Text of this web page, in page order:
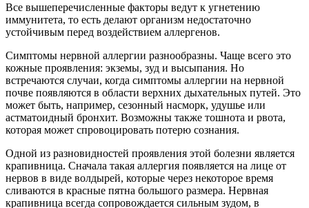
Все вышеперечисленные факторы ведут к угнетению
иммунитета, то есть делают организм недостаточно
устойчивым перед воздействием аллергенов.
Симптомы нервной аллергии разнообразны. Чаще всего это
кожные проявления: экземы, зуд и высыпания. Но
встречаются случаи, когда симптомы аллергии на нервной
почве появляются в области верхних дыхательных путей. Это
может быть, например, сезонный насморк, удушье или
астматоидный бронхит. Возможны также тошнота и рвота,
которая может спровоцировать потерю сознания.
Одной из разновидностей проявления этой болезни является
крапивница. Сначала такая аллергия появляется на лице от
нервов в виде волдырей, которые через некоторое время
сливаются в красные пятна большого размера. Нервная
крапивница всегда сопровождается сильным зудом, в